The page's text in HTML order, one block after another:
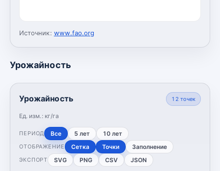
Источник: www.fao.org
Урожайность
Урожайность
Ед. изм.: кг/га
12 точек
ПЕРИОД Все 5 лет 10 лет
ОТОБРАЖЕНИЕ Сетка Точки Заполнение
ЭКСПОРТ SVG PNG CSV JSON